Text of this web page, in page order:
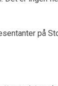
på